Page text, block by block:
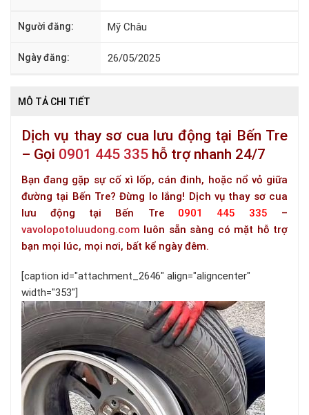
Người đăng: Mỹ Châu
Ngày đăng: 26/05/2025
MÔ TẢ CHI TIẾT
Dịch vụ thay sơ cua lưu động tại Bến Tre
– Gọi 0901 445 335 hỗ trợ nhanh 24/7
Bạn đang gặp sự cố xì lốp, cán đinh, hoặc nổ vỏ giữa
đường tại Bến Tre? Đừng lo lắng! Dịch vụ thay sơ cua
lưu động tại Bến Tre 0901 445 335
–
vavolopotoluudong.com luôn sẵn sàng có mặt hỗ trợ
bạn mọi lúc, mọi nơi, bất kể ngày đêm.
[caption id="attachment_2646" align="aligncenter"
width="353"]